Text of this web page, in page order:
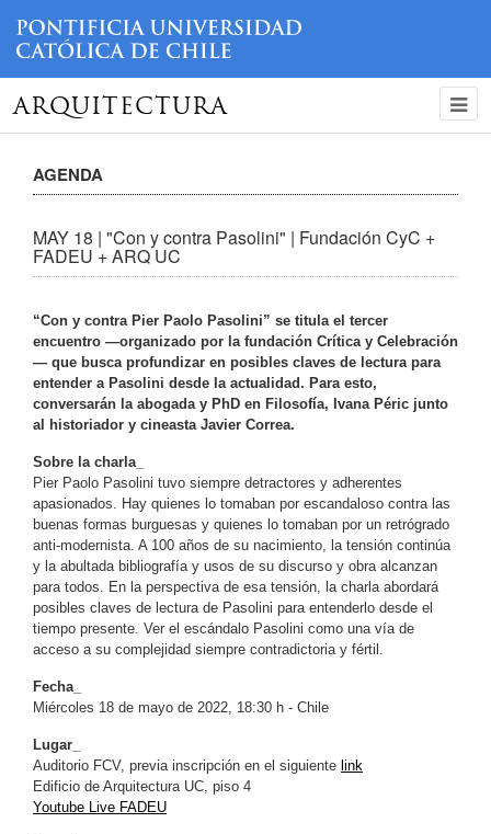
ARQUITECTURA
AGENDA
MAY 18 | "Con y contra Pasolini" | Fundación CyC +
FADEU + ARQ UC
“Con y contra Pier Paolo Pasolini” se titula el tercer
encuentro —organizado por la fundación Crítica y Celebración
— que busca profundizar en posibles claves de lectura para
entender a Pasolini desde la actualidad. Para esto,
conversarán la abogada y PhD en Filosofía, Ivana Péric junto
al historiador y cineasta Javier Correa.
Sobre la charla_
Pier Paolo Pasolini tuvo siempre detractores y adherentes
apasionados. Hay quienes lo tomaban por escandaloso contra las
buenas formas burguesas y quienes lo tomaban por un retrógrado
anti-modernista. A 100 años de su nacimiento, la tensión continúa
y la abultada bibliografía y usos de su discurso y obra alcanzan
para todos. En la perspectiva de esa tensión, la charla abordará
posibles claves de lectura de Pasolini para entenderlo desde el
tiempo presente. Ver el escándalo Pasolini como una vía de
acceso a su complejidad siempre contradictoria y fértil.
Fecha_
Miércoles 18 de mayo de 2022, 18:30 h - Chile
Lugar_
Auditorio FCV, previa inscripción en el siguiente link
Edificio de Arquitectura UC, piso 4
Youtube Live FADEU